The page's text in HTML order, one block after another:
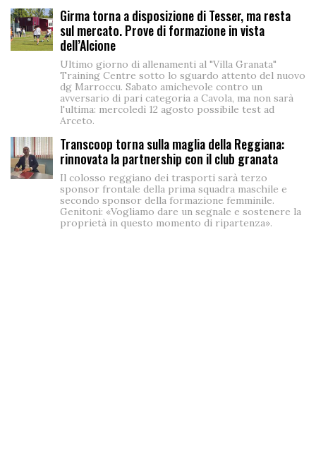
Girma torna a disposizione di Tesser, ma resta
sul mercato. Prove di formazione in vista
dell’Alcione
Ultimo giorno di allenamenti al "Villa Granata"
Training Centre sotto lo sguardo attento del nuovo
dg Marroccu. Sabato amichevole contro un
avversario di pari categoria a Cavola, ma non sarà
l'ultima: mercoledì 12 agosto possibile test ad
Arceto.
Transcoop torna sulla maglia della Reggiana:
rinnovata la partnership con il club granata
Il colosso reggiano dei trasporti sarà terzo
sponsor frontale della prima squadra maschile e
secondo sponsor della formazione femminile.
Genitoni: «Vogliamo dare un segnale e sostenere la
proprietà in questo momento di ripartenza».